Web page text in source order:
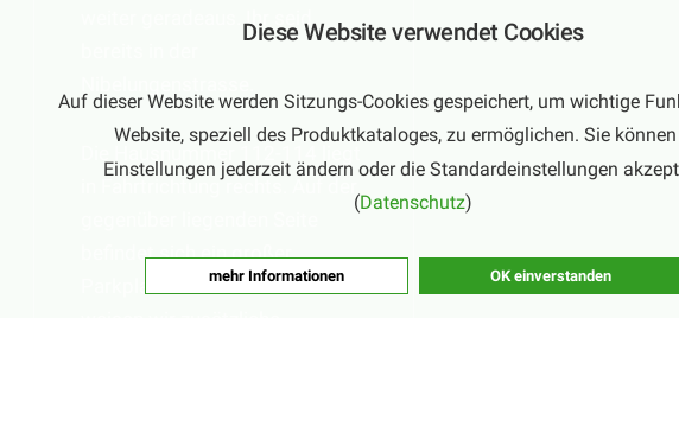
weiter geradeaus. Ihr seid
Die Hausnummer 112-114 liegt
in Fahrtrichtung rechts. Auf der
befindet sich ein großer
Parkplatz. In der Hochsaison
Diese Website verwendet Cookies
Auf dieser Website werden Sitzungs-Cookies gespeichert, um wichtige
Website, speziell des Produktkataloges, zu ermöglichen. Sie
Einstellungen jederzeit ändern oder die Standardeinstellungen
(Datenschutz)
mehr Informationen OK einverstanden